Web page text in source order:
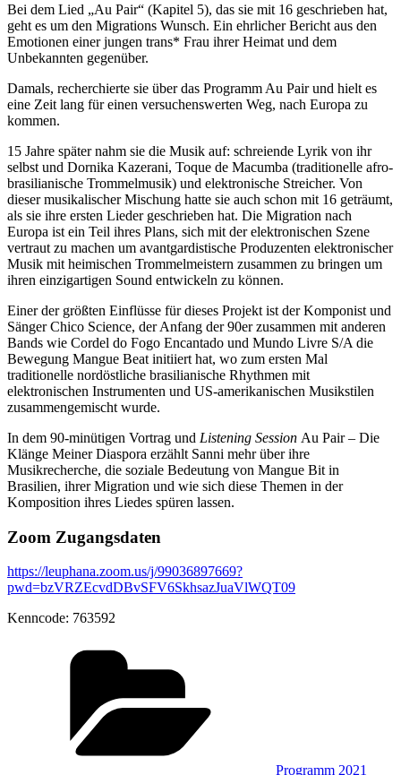
Bei dem Lied „Au Pair“ (Kapitel 5), das sie mit 16 geschrieben hat,
geht es um den Migrations Wunsch. Ein ehrlicher Bericht aus den
Emotionen einer jungen trans* Frau ihrer Heimat und dem
Unbekannten gegenüber.
Damals, recherchierte sie über das Programm Au Pair und hielt es
eine Zeit lang für einen versuchenswerten Weg, nach Europa zu
kommen.
15 Jahre später nahm sie die Musik auf: schreiende Lyrik von ihr
selbst und Dornika Kazerani, Toque de Macumba (traditionelle afro-
brasilianische Trommelmusik) und elektronische Streicher. Von
dieser musikalischer Mischung hatte sie auch schon mit 16 geträumt,
als sie ihre ersten Lieder geschrieben hat. Die Migration nach
Europa ist ein Teil ihres Plans, sich mit der elektronischen Szene
vertraut zu machen um avantgardistische Produzenten elektronischer
Musik mit heimischen Trommelmeistern zusammen zu bringen um
ihren einzigartigen Sound entwickeln zu können.
Einer der größten Einflüsse für dieses Projekt ist der Komponist und
Sänger Chico Science, der Anfang der 90er zusammen mit anderen
Bands wie Cordel do Fogo Encantado und Mundo Livre S/A die
Bewegung Mangue Beat initiiert hat, wo zum ersten Mal
traditionelle nordöstliche brasilianische Rhythmen mit
elektronischen Instrumenten und US-amerikanischen Musikstilen
zusammengemischt wurde.
In dem 90-minütigen Vortrag und Listening Session Au Pair – Die
Klänge Meiner Diaspora erzählt Sanni mehr über ihre
Musikrecherche, die soziale Bedeutung von Mangue Bit in
Brasilien, ihrer Migration und wie sich diese Themen in der
Komposition ihres Liedes spüren lassen.
Zoom Zugangsdaten
https://leuphana.zoom.us/j/99036897669?
pwd=bzVRZEcvdDBvSFV6SkhsazJuaVlWQT09
Kenncode: 763592
Programm 2021